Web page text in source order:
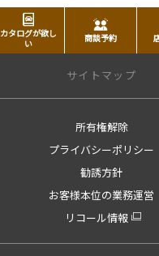
カタログが欲し
い
商談予約
サイトマップ
所有権解除
プライバシーポリシー
勧誘方針
お客様本位の業務運営
リコール情報